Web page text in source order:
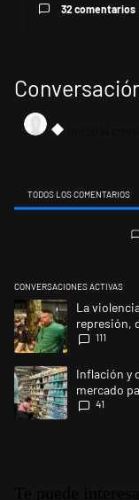
32 comentarios
TODOS LOS COMENTARIOS
CONVERSACIONES ACTIVAS
Este listado muestra
Un artículo de
La
represión,
111
Un artículo deInflación y
mercado
41